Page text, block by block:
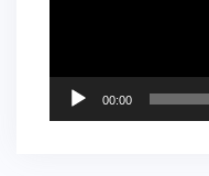
00:00